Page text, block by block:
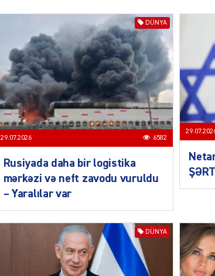
SIYASƏT
DÜNYA
29.07.2026 6582
Rusiyada daha bir logistika
mərkəzi və neft zavodu vuruldu
– Yaralılar var
DÜNYA